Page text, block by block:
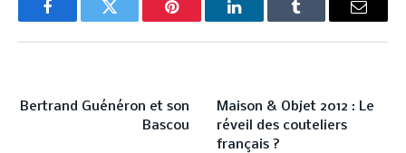
FacebookTwitter Pinterest LinkedInTumblr Email
Bertrand Guénéron et son
Bascou
Maison & Objet 2012 : Le
réveil des couteliers
français ?